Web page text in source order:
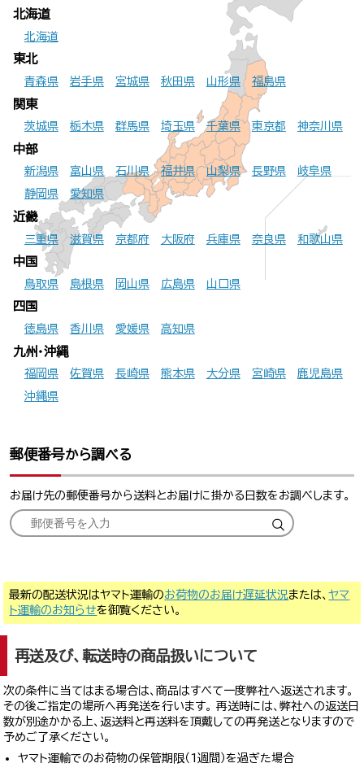
北海道
北海道
東北
青森県 岩手県 宮城県 秋田県 山形県 福島県
関東
茨城県 栃木県 群馬県 埼玉県 千葉県 東京都 神奈川県
中部
新潟県 富山県 石川県 福井県 山梨県 長野県
岐阜県
静岡県
愛知県
近畿
三重県 滋賀県 京都府 大阪府 兵庫県 奈良県 和歌山県
中国
鳥取県 島根県 岡山県 広島県 山口県
四国
徳島県 香川県 愛媛県 高知県
九州・沖縄
福岡県 佐賀県 長崎県 熊本県 大分県 宮崎県
鹿児島県
沖縄県
郵便番号から調べる
お届け先の郵便番号から送料とお届けに掛かる日数をお調べします。
最新の配送状況はヤマト運輸のお荷物のお届け遅延状況または、ヤマ
ト運輸のお知らせを御覧ください。
再送及び、転送時の商品扱いについて
次の条件に当てはまる場合は、商品はすべて一度弊社へ返送されます。
その後ご指定の場所へ再発送を行います。 再送時には、弊社への返送日
数が別途かかる上、返送料と再送料を頂戴しての再発送となりますので
予めご了承ください。
ヤマト運輸でのお荷物の保管期限（1週間）を過ぎた場合